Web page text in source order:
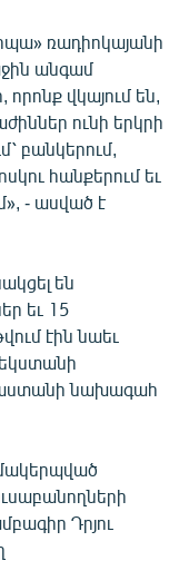
ռադիոկայանի
անգամ
վկայում են,
ունի երկրի
բանկերում,
հանքերում եւ
- ասված է
են
եւ 15
էին նաեւ
նախագահ
Դրյու